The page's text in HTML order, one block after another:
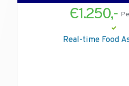
Є1.250,-
Real-time Food